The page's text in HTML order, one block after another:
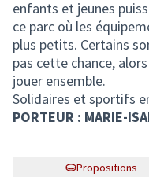
enfants et jeunes
ce parc où les
plus petits. Certains
pas cette chance,
jouer ensemble.
Solidaires et sportifs
PORTEUR : MARIE-
Propositions